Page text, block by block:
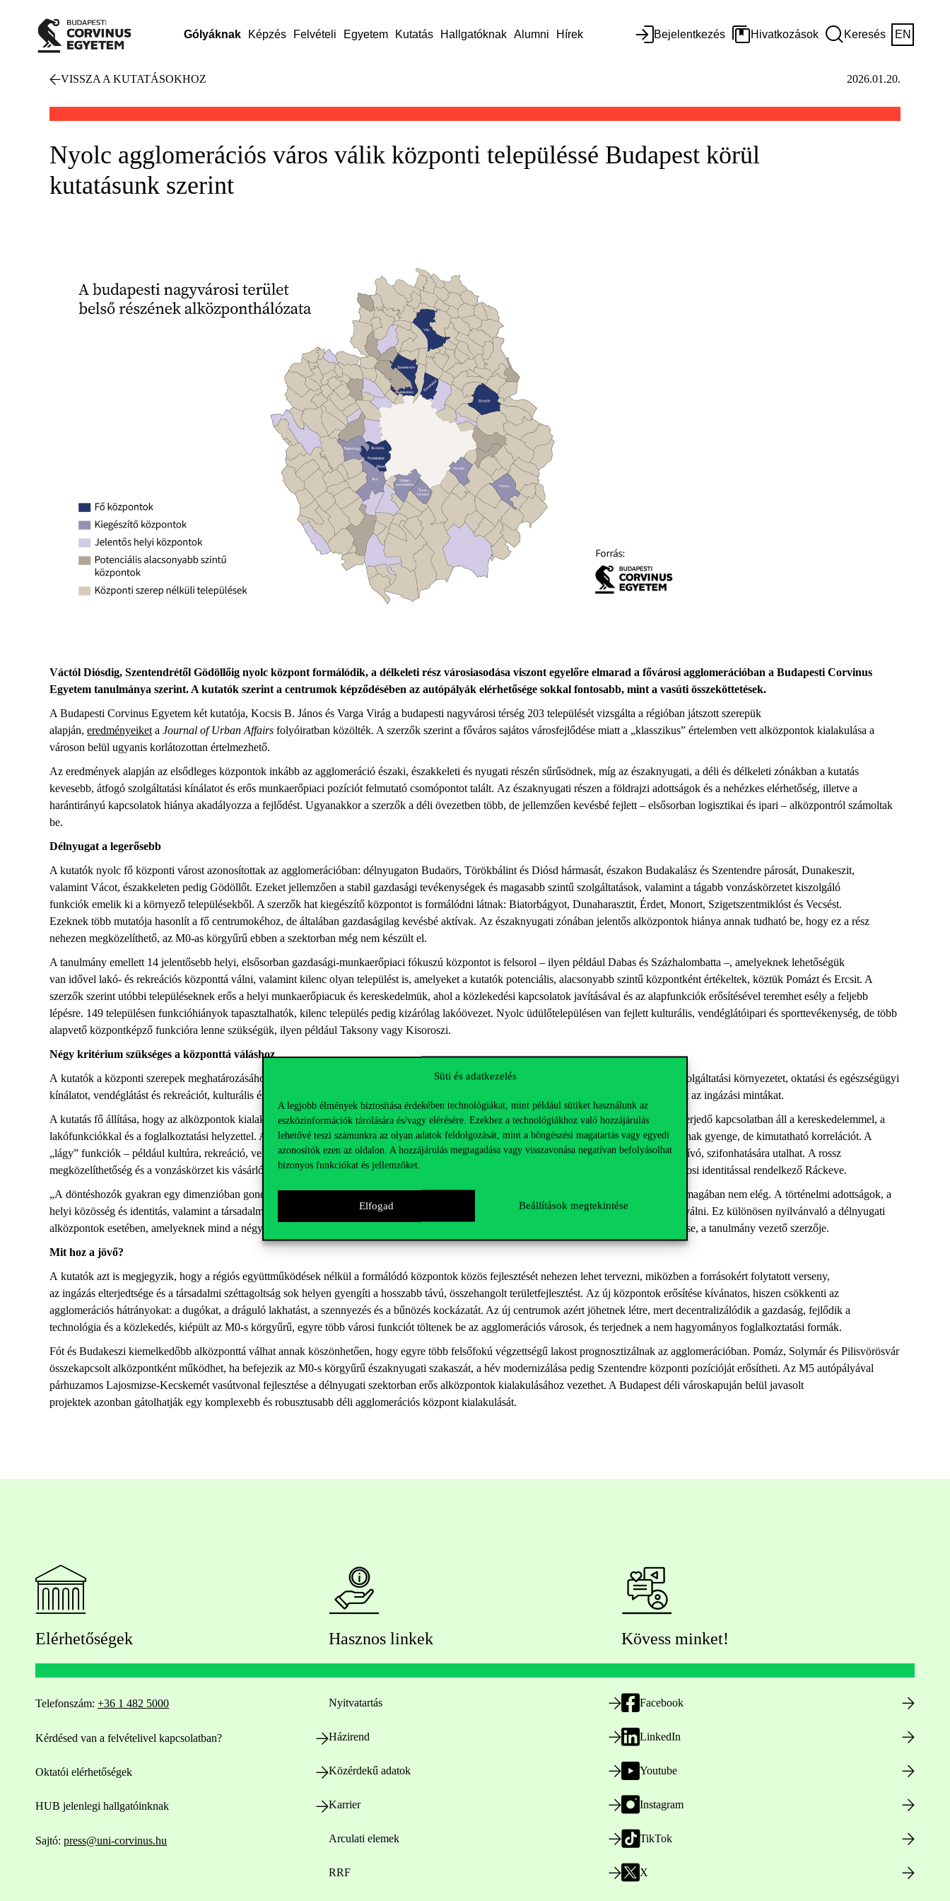
Süti és adatkezelés
A legjobb élmények biztosítása érdekében technológiákat, mint például sütiket használunk az
eszközinformációk tárolására és/vagy elérésére. Ezekhez a technológiákhoz való hozzájárulás
lehetővé teszi számunkra az olyan adatok feldolgozását, mint a böngészési magatartás vagy egyedi
azonosítók ezen az oldalon. A hozzájárulás megtagadása vagy visszavonása negatívan befolyásolhat
bizonyos funkciókat és jellemzőket.
Elfogad Beállítások megtekintése
Gólyáknak Képzés Felvételi Egyetem Kutatás Hallgatóknak Alumni Hírek Bejelentkezés Hivatkozások Keresés EN
VISSZA A KUTATÁSOKHOZ 2026.01.20.
Nyolc agglomerációs város válik központi településsé Budapest körül
kutatásunk szerint
Váctól Diósdig, Szentendrétől Gödöllőig nyolc központ formálódik, a délkeleti rész városiasodása viszont egyelőre elmarad a fővárosi agglomerációban a Budapesti Corvinus
Egyetem tanulmánya szerint. A kutatók szerint a centrumok képződésében az autópályák elérhetősége sokkal fontosabb, mint a vasúti összeköttetések.
A Budapesti Corvinus Egyetem két kutatója, Kocsis B. János és Varga Virág a budapesti nagyvárosi térség 203 települését vizsgálta a régióban játszott szerepük
alapján, eredményeiket a Journal of Urban Affairs folyóiratban közölték. A szerzők szerint a főváros sajátos városfejlődése miatt a „klasszikus” értelemben vett alközpontok kialakulása a
városon belül ugyanis korlátozottan értelmezhető.
Az eredmények alapján az elsődleges központok inkább az agglomeráció északi, északkeleti és nyugati részén sűrűsödnek, míg az északnyugati, a déli és délkeleti zónákban a kutatás
kevesebb, átfogó szolgáltatási kínálatot és erős munkaerőpiaci pozíciót felmutató csomópontot talált. Az északnyugati részen a földrajzi adottságok és a nehézkes elérhetőség, illetve a
harántirányú kapcsolatok hiánya akadályozza a fejlődést. Ugyanakkor a szerzők a déli övezetben több, de jellemzően kevésbé fejlett – elsősorban logisztikai és ipari – alközpontról számoltak
be.
Délnyugat a legerősebb
A kutatók nyolc fő központi várost azonosítottak az agglomerációban: délnyugaton Budaörs, Törökbálint és Diósd hármasát, északon Budakalász és Szentendre párosát, Dunakeszit,
valamint Vácot, északkeleten pedig Gödöllőt. Ezeket jellemzően a stabil gazdasági tevékenységek és magasabb szintű szolgáltatások, valamint a tágabb vonzáskörzetet kiszolgáló
funkciók emelik ki a környező településekből. A szerzők hat kiegészítő központot is formálódni látnak: Biatorbágyot, Dunaharasztit, Érdet, Monort, Szigetszentmiklóst és Vecsést.
Ezeknek több mutatója hasonlít a fő centrumokéhoz, de általában gazdaságilag kevésbé aktívak. Az északnyugati zónában jelentős alközpontok hiánya annak tudható be, hogy ez a rész
nehezen megközelíthető, az M0-as körgyűrű ebben a szektorban még nem készült el.
A tanulmány emellett 14 jelentősebb helyi, elsősorban gazdasági-munkaerőpiaci fókuszú központot is felsorol – ilyen például Dabas és Százhalombatta –, amelyeknek lehetőségük
van idővel lakó- és rekreációs központtá válni, valamint kilenc olyan települést is, amelyeket a kutatók potenciális, alacsonyabb szintű központként értékeltek, köztük Pomázt és Ercsit. A
szerzők szerint utóbbi településeknek erős a helyi munkaerőpiacuk és kereskedelmük, ahol a közlekedési kapcsolatok javításával és az alapfunkciók erősítésével teremhet esély a feljebb
lépésre. 149 településen funkcióhiányok tapasztalhatók, kilenc település pedig kizárólag lakóövezet. Nyolc üdülőtelepülésen van fejlett kulturális, vendéglátóipari és sporttevékenység, de több
alapvető központképző funkcióra lenne szükségük, ilyen például Taksony vagy Kisoroszi.
Négy kritérium szükséges a központtá váláshoz
A kutatók a központi szerepek meghatározásához több szempontot vettek figyelembe, köztük a helyi munkalehetőségeket, a kereskedelmi és szolgáltatási környezetet, oktatási és egészségügyi
kínálatot, vendéglátást és rekreációt, kulturális és szabadidős programokat, sportfunkciókat, a lakásállomány minőségét, ingatlanárakat, valamint az ingázási mintákat.
A kutatás fő állítása, hogy az alközpontok kialakulásában elsősorban az autópályák közelsége játszik szerepet: ez szignifikáns, több területre kiterjedő kapcsolatban áll a kereskedelemmel, a
lakófunkciókkal és a foglalkoztatási helyzettel. A vasúti kapcsolatok ezzel szemben kisebb jelentőségűek, és leginkább a lakófunkciókkal mutatnak gyenge, de kimutatható korrelációt. A
„lágy” funkciók – például kultúra, rekreáció, vendéglátás – kevésbé köthetők közvetlenül a közlekedési mutatókhoz, ami részben a főváros elszívó, szifonhatására utalhat. A rossz
megközelíthetőség és a vonzáskörzet kis vásárlóerejének „áldozata” a központképződés szemszögéből például az egyébként erős történelmi városi identitással rendelkező Ráckeve.
„A döntéshozók gyakran egy dimenzióban gondolkodnak, a hatékony infrastruktúrában, de a kutatásunk azt mutatja, hogy az bár fontos, de önmagában nem elég. A történelmi adottságok, a
helyi közösség és identitás, valamint a társadalmi-gazdasági státusz is nagyban befolyásolja, mely települések tudnak tartósan valódi központtá válni. Ez különösen nyilvánvaló a délnyugati
alközpontok esetében, amelyeknek mind a négy kritériumban kedvező adottságaik vannak” – hangsúlyozza Kocsis B. János, a Corvinus docense, a tanulmány vezető szerzője.
Mit hoz a jövő?
A kutatók azt is megjegyzik, hogy a régiós együttműködések nélkül a formálódó központok közös fejlesztését nehezen lehet tervezni, miközben a forrásokért folytatott verseny,
az ingázás elterjedtsége és a társadalmi széttagoltság sok helyen gyengíti a hosszabb távú, összehangolt területfejlesztést. Az új központok erősítése kívánatos, hiszen csökkenti az
agglomerációs hátrányokat: a dugókat, a dráguló lakhatást, a szennyezés és a bűnözés kockázatát. Az új centrumok azért jöhetnek létre, mert decentralizálódik a gazdaság, fejlődik a
technológia és a közlekedés, kiépült az M0-s körgyűrű, egyre több városi funkciót töltenek be az agglomerációs városok, és terjednek a nem hagyományos foglalkoztatási formák.
Fót és Budakeszi kiemelkedőbb alközponttá válhat annak köszönhetően, hogy egyre több felsőfokú végzettségű lakost prognosztizálnak az agglomerációban. Pomáz, Solymár és Pilisvörösvár
összekapcsolt alközpontként működhet, ha befejezik az M0-s körgyűrű északnyugati szakaszát, a hév modernizálása pedig Szentendre központi pozícióját erősítheti. Az M5 autópályával
párhuzamos Lajosmizse-Kecskemét vasútvonal fejlesztése a délnyugati szektorban erős alközpontok kialakulásához vezethet. A Budapest déli városkapuján belül javasolt
projektek azonban gátolhatják egy komplexebb és robusztusabb déli agglomerációs központ kialakulását.
Elérhetőségek
Telefonszám: +36 1 482 5000
Kérdésed van a felvételivel kapcsolatban?
Oktatói elérhetőségek
HUB jelenlegi hallgatóinknak
Sajtó: press@uni-corvinus.hu
Hasznos linkek
Nyitvatartás
Házirend
Közérdekű adatok
Karrier
Arculati elemek
RRF
Kövess minket!
Facebook
LinkedIn
Youtube
Instagram
TikTok
X